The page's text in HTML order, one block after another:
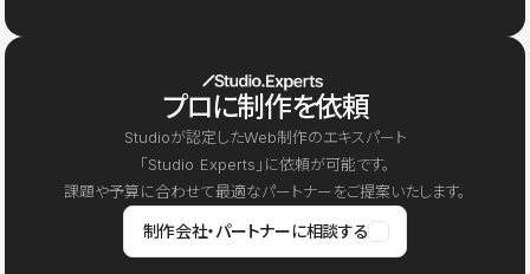
プロに制作を依頼
Studioが認定したWeb制作のエキスパート
「Studio Experts」に依頼が可能です。
課題や予算に合わせて最適なパートナーをご提案いたします。
制作会社・パートナーに相談する